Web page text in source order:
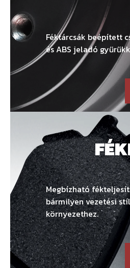
Féktárcsák beépített
és ABS jeladó
Megbízható
bármilyen vezetési
környezethez.